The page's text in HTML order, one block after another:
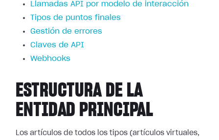
Llamadas API por modelo de interacción
Tipos de puntos finales
Gestión de errores
Claves de API
Webhooks
ESTRUCTURA DE LA
ENTIDAD PRINCIPAL
Los artículos de todos los tipos (artículos virtuales,